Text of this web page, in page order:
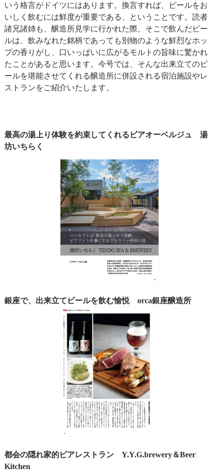
いう格言がドイツにはあります。換言すれば、ビールをお
いしく飲むには鮮度が重要である、ということです。読者
諸兄諸姉も、醸造所見学に行かれた際、そこで飲んだビー
ルは、飲みなれた銘柄であっても別物のような鮮烈なホッ
プの香りがし、口いっぱいに広がるモルトの旨味に驚かれ
たことがあると思います。今号では、そんな出来立てのビ
ールを堪能させてくれる醸造所に併設される宿泊施設やレ
ストランをご紹介いたします。
最高の湯上り体験を約束してくれるビアオーベルジュ 湯
坊いちらく
銀座で、出来立てビールを飲む愉悦 orca銀座醸造所
都会の隠れ家的ビアレストラン Y.Y.G.brewery＆Beer
Kitchen